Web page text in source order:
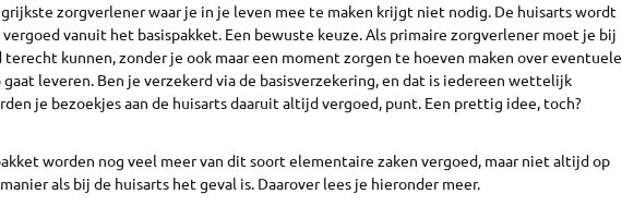
zorgverlener waar je in je leven mee te maken krijgt niet nodig. De huisarts wordt
vanuit het basispakket. Een bewuste keuze. Als primaire zorgverlener moet je bij
terecht kunnen, zonder je ook maar een moment zorgen te hoeven maken over eventuele
leveren. Ben je verzekerd via de basisverzekering, en dat is iedereen wettelijk
je bezoekjes aan de huisarts daaruit altijd vergoed, punt. Een prettig idee, toch?
worden nog veel meer van dit soort elementaire zaken vergoed, maar niet altijd op
als bij de huisarts het geval is. Daarover lees je hieronder meer.